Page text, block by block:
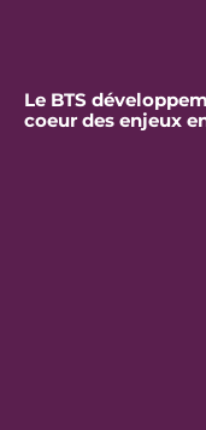
Le BTS
coeur des enjeux